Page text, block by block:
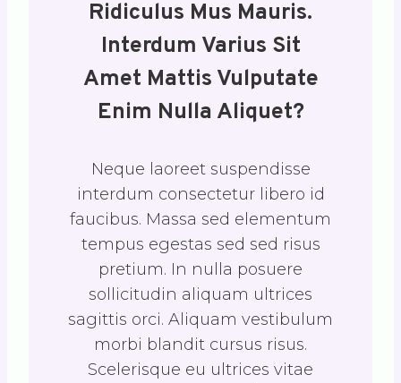
Ridiculus Mus Mauris.
Interdum Varius Sit
Amet Mattis Vulputate
Enim Nulla Aliquet?
Neque laoreet suspendisse
interdum consectetur libero id
faucibus. Massa sed elementum
tempus egestas sed sed risus
pretium. In nulla posuere
sollicitudin aliquam ultrices
sagittis orci. Aliquam vestibulum
morbi blandit cursus risus.
Scelerisque eu ultrices vitae